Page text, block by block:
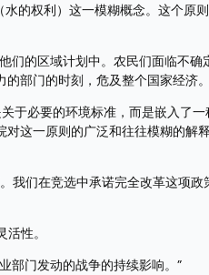
的权利）这一模糊概念。这个原
们的区域计划中。农民们面临不确
部门的时刻，危及整个国家经济。
于必要的环境标准，而是嵌入了
这一原则的广泛和往往模糊的解
我们在竞选中承诺完全改革这项政
性。
部门发动的战争的持续影响。”